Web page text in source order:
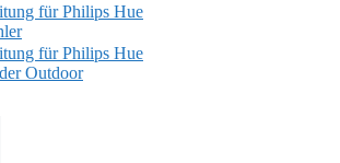
für Philips Hue
für Philips Hue
Outdoor